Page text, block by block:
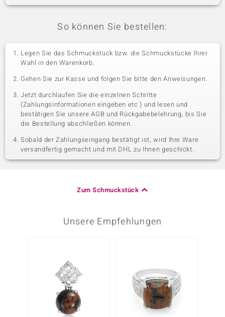
So können Sie bestellen:
Legen Sie das Schmuckstück bzw. die Schmuckstücke Ihrer
Wahl in den Warenkorb.
Gehen Sie zur Kasse und folgen Sie bitte den Anweisungen.
Jetzt durchlaufen Sie die einzelnen Schritte
(Zahlungsinformationen eingeben etc.) und lesen und
bestätigen Sie unsere AGB und Rückgabebelehrung, bis Sie
die Bestellung abschließen können.
Sobald der Zahlungseingang bestätigt ist, wird Ihre Ware
versandfertig gemacht und mit DHL zu Ihnen geschickt.
Zum Schmuckstück
Unsere Empfehlungen